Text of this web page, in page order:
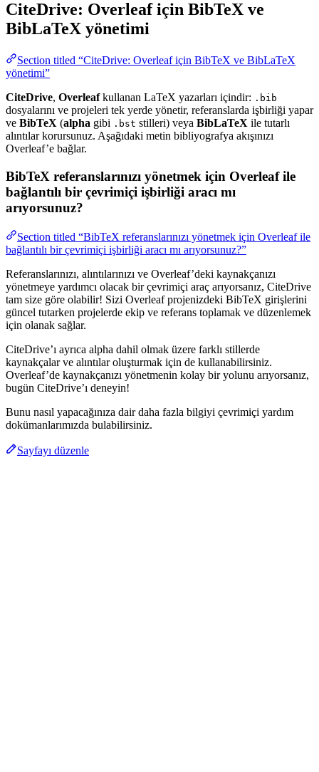
CiteDrive: Overleaf için BibTeX ve
BibLaTeX yönetimi
Section titled “CiteDrive: Overleaf için BibTeX ve BibLaTeX
yönetimi”
CiteDrive, Overleafkullanan LaTeX yazarları içindir: .bib
dosyalarını ve projeleri tek yerde yönetir, referanslarda işbirliği yapar
ve BibTeX (alpha gibi .bst stilleri) veya BibLaTeX ile tutarlı
alıntılar korursunuz. Aşağıdaki metin bibliyografya akışınızı
Overleaf’e bağlar.
BibTeX referanslarınızı yönetmek için Overleaf ile
bağlantılı bir çevrimiçi işbirliği aracı mı
arıyorsunuz?
Section titled “BibTeX referanslarınızı yönetmek için Overleaf ile
bağlantılı bir çevrimiçi işbirliği aracı mı arıyorsunuz?”
Referanslarınızı, alıntılarınızı ve Overleaf’deki kaynakçanızı
yönetmeye yardımcı olacak bir çevrimiçi araç arıyorsanız, CiteDrive
tam size göre olabilir! Sizi Overleaf projenizdeki BibTeX girişlerini
güncel tutarken projelerde ekip ve referans toplamak ve düzenlemek
için olanak sağlar.
CiteDrive’ı ayrıca alpha dahil olmak üzere farklı stillerde
kaynakçalar ve alıntılar oluşturmak için de kullanabilirsiniz.
Overleaf’de kaynakçanızı yönetmenin kolay bir yolunu arıyorsanız,
bugün CiteDrive’ı deneyin!
Bunu nasıl yapacağınıza dair daha fazla bilgiyi çevrimiçi yardım
dokümanlarımızda bulabilirsiniz.
Sayfayı düzenle